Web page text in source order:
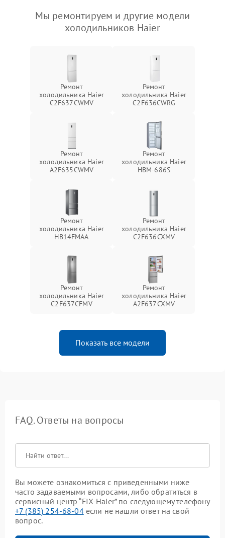
Мы ремонтируем и другие модели
холодильников Haier
Ремонт
холодильника Haier
C2F637CWMV
Ремонт
холодильника Haier
C2F636CWRG
Ремонт
холодильника Haier
A2F635CWMV
Ремонт
холодильника Haier
HBM-686S
Ремонт
холодильника Haier
HB14FMAA
Ремонт
холодильника Haier
C2F636CXMV
Ремонт
холодильника Haier
C2F637CFMV
Ремонт
холодильника Haier
A2F637CXMV
Показать все модели
FAQ. Ответы на вопросы
Вы можете ознакомиться с приведенными ниже
часто задаваемыми вопросами, либо обратиться в
сервисный центр “FIX-Haier” по следующему телефону
+7 (385) 254-68-04если не нашли ответ на свой
вопрос.